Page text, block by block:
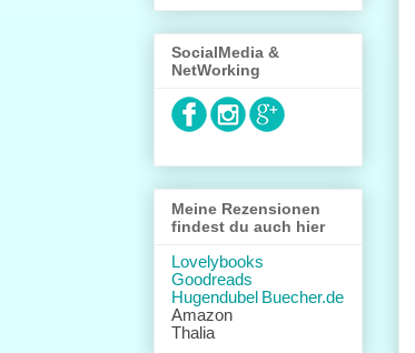
SocialMedia &
NetWorking
Meine Rezensionen
findest du auch hier
Lovelybooks
Goodreads
Hugendubel Buecher.de
Amazon
Thalia